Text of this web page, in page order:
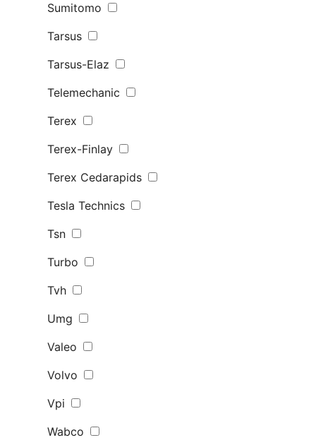
Sumitomo
Tarsus
Tarsus-Elaz
Telemechanic
Terex
Terex-Finlay
Terex Сedarapids
Tesla Technics
Tsn
Turbo
Tvh
Umg
Valeo
Volvo
Vpi
Wabco